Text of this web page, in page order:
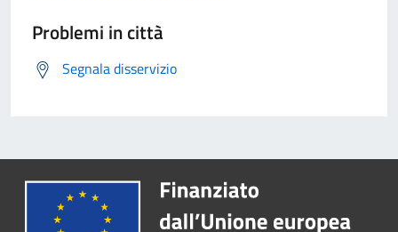
Problemi in città
Segnala disservizio